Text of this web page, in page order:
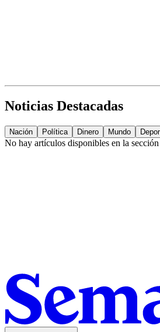
Noticias Destacadas
Nación Política Dinero Mundo
No hay artículos disponibles en la sección